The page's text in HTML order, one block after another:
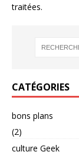
traitées.
CATÉGORIES
bons plans
(2)
culture Geek